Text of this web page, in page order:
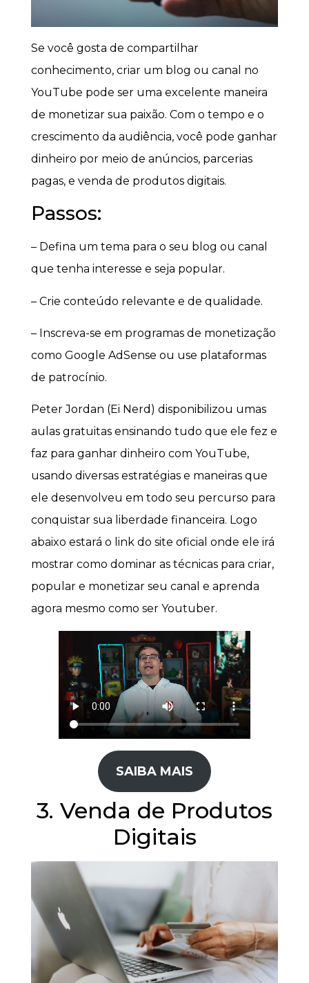
Se você gosta de compartilhar
conhecimento, criar um blog ou canal no
YouTube pode ser uma excelente maneira
de monetizar sua paixão. Com o tempo e o
crescimento da audiência, você pode ganhar
dinheiro por meio de anúncios, parcerias
pagas, e venda de produtos digitais.
Passos:
– Defina um tema para o seu blog ou canal
que tenha interesse e seja popular.
– Crie conteúdo relevante e de qualidade.
– Inscreva-se em programas de monetização
como Google AdSense ou use plataformas
de patrocínio.
Peter Jordan (Ei Nerd) disponibilizou umas
aulas gratuitas ensinando tudo que ele fez e
faz para ganhar dinheiro com YouTube,
usando diversas estratégias e maneiras que
ele desenvolveu em todo seu percurso para
conquistar sua liberdade financeira. Logo
abaixo estará o link do site oficial onde ele irá
mostrar como dominar as técnicas para criar,
popular e monetizar seu canal e aprenda
agora mesmo como ser Youtuber.
SAIBA MAIS
3. Venda de Produtos
Digitais